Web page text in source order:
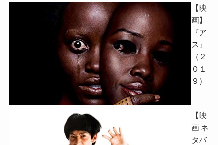
【映
画】
『ア
ス』
（２
０１
９）
【映
画 ネ
タバ